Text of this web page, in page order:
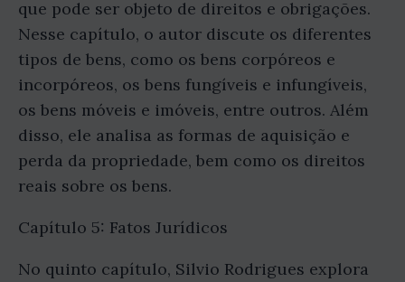
que pode ser objeto de direitos e obrigações.
Nesse capítulo, o autor discute os diferentes
tipos de bens, como os bens corpóreos e
incorpóreos, os bens fungíveis e infungíveis,
os bens móveis e imóveis, entre outros. Além
disso, ele analisa as formas de aquisição e
perda da propriedade, bem como os direitos
reais sobre os bens.
Capítulo 5: Fatos Jurídicos
No quinto capítulo, Silvio Rodrigues explora